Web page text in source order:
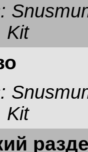
Kit
Kit